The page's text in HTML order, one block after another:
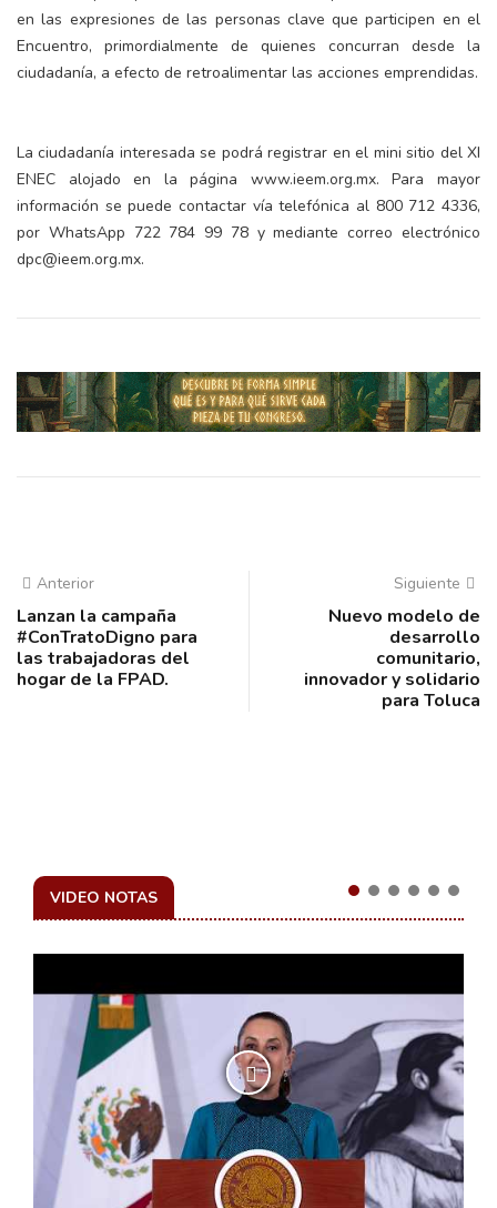
en las expresiones de las personas clave que participen en el
Encuentro, primordialmente de quienes concurran desde la
ciudadanía, a efecto de retroalimentar las acciones emprendidas.
La ciudadanía interesada se podrá registrar en el mini sitio del XI
ENEC alojado en la página www.ieem.org.mx. Para mayor
información se puede contactar vía telefónica al 800 712 4336,
por WhatsApp 722 784 99 78 y mediante correo electrónico
dpc@ieem.org.mx.
Anterior
Lanzan la campaña
#ConTratoDigno para
las trabajadoras del
hogar de la FPAD.
Siguiente
Nuevo modelo de
desarrollo
comunitario,
innovador y solidario
para Toluca
VIDEO NOTAS